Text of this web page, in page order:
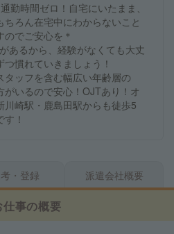
勤時間ゼロ！自宅にいたまま、
ろん在宅中にわからないこと
でご安心を＊
あるから、経験がなくても大丈
慣れていきましょう！
ッフを含む幅広い年齢層の
いるので安心！OJTあり！オ
崎駅・鹿島田駅からも徒歩5
！
・登録 派遣会社概要
仕事の概要